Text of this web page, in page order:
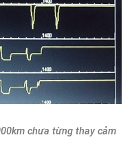
chưa từng thay cảm